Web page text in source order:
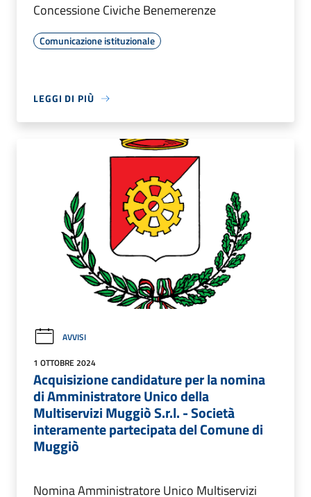
Concessione Civiche Benemerenze
Comunicazione istituzionale
LEGGI DI PIÙ
AVVISI
1 OTTOBRE 2024
Acquisizione candidature per la nomina
di Amministratore Unico della
Multiservizi Muggiò S.r.l. - Società
interamente partecipata del Comune di
Muggiò
Nomina Amministratore Unico Multiservizi